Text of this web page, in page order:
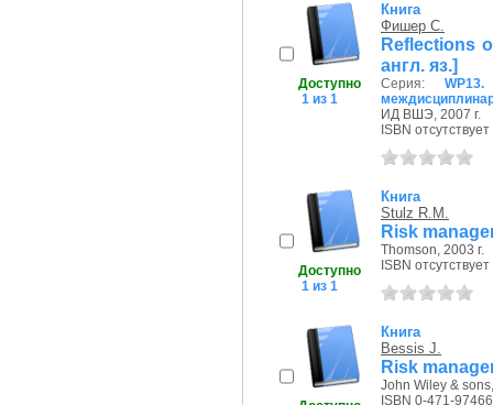
Доступно
1 из 1
Книга
Фишер С.
Reflections
англ. яз.]
Серия:
ИД ВШЭ, 2007 г.
ISBN отсутствует
Доступно
1 из 1
Книга
Stulz R.M.
Risk
Thomson, 2003 г.
ISBN отсутствует
Книга
Bessis J.
Risk
John Wiley &
ISBN 0-471-